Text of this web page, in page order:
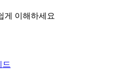
게 이해하세요
드